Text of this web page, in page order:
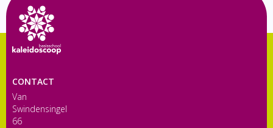
CONTACT
Van
Swindensingel
66